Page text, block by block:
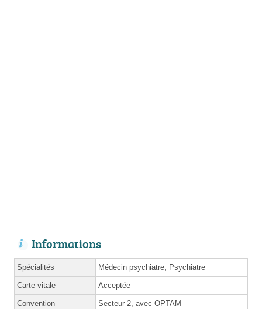
Informations
Spécialités Médecin psychiatre, Psychiatre
Carte vitale Acceptée
Convention Secteur 2, avec OPTAM